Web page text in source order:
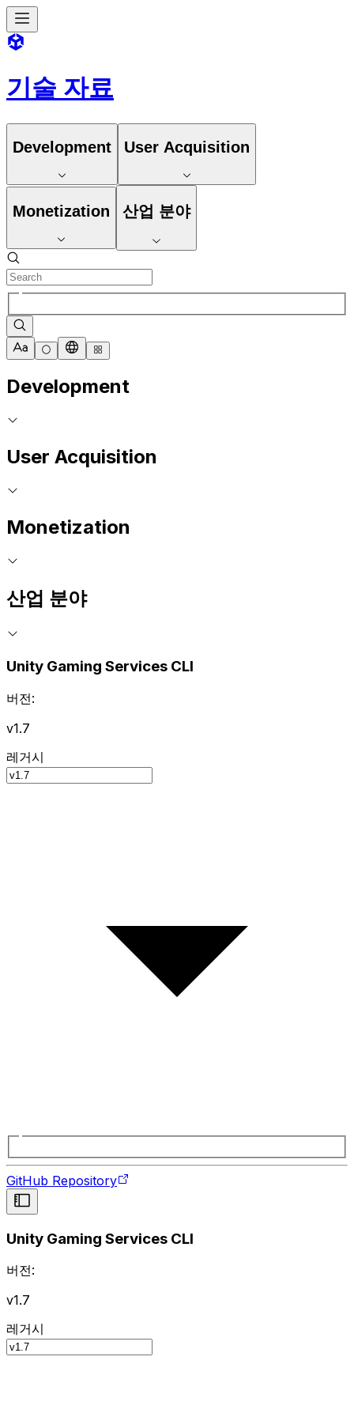
기술 자료
Development User Acquisition
Monetization 산업 분야
Development
User Acquisition
Monetization
산업 분야
Unity Gaming Services CLI
버전:
v1.7
레거시
GitHub Repository
Unity Gaming Services CLI
버전:
v1.7
레거시